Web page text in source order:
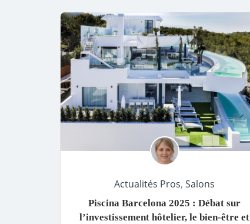
Actualités Pros, Salons
Piscina Barcelona 2025 : Débat sur
l’investissement hôtelier, le bien-être et